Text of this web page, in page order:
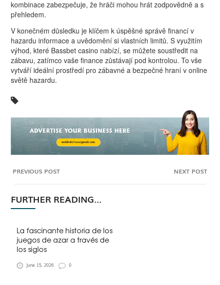
kombinace zabezpečuje, že hráči mohou hrát zodpovědně a s
přehledem.
V konečném důsledku je klíčem k úspěšné správě financí v
hazardu informace a uvědomění si vlastních limitů. S využitím
výhod, které Bassbet casino nabízí, se můžete soustředit na
zábavu, zatímco vaše finance zůstávají pod kontrolou. To vše
vytváří ideální prostředí pro zábavné a bezpečné hraní v online
světě hazardu.
PREVIOUS POST NEXT POST
FURTHER READING...
La fascinante historia de los
juegos de azar a través de
los siglos
June 15, 2026 0